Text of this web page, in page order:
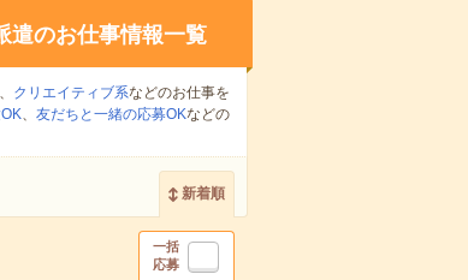
遣のお仕事情報一覧
クリエイティブ系などのお仕事を
、 友だちと一緒の応募OKなどの
新着順
一括
応募